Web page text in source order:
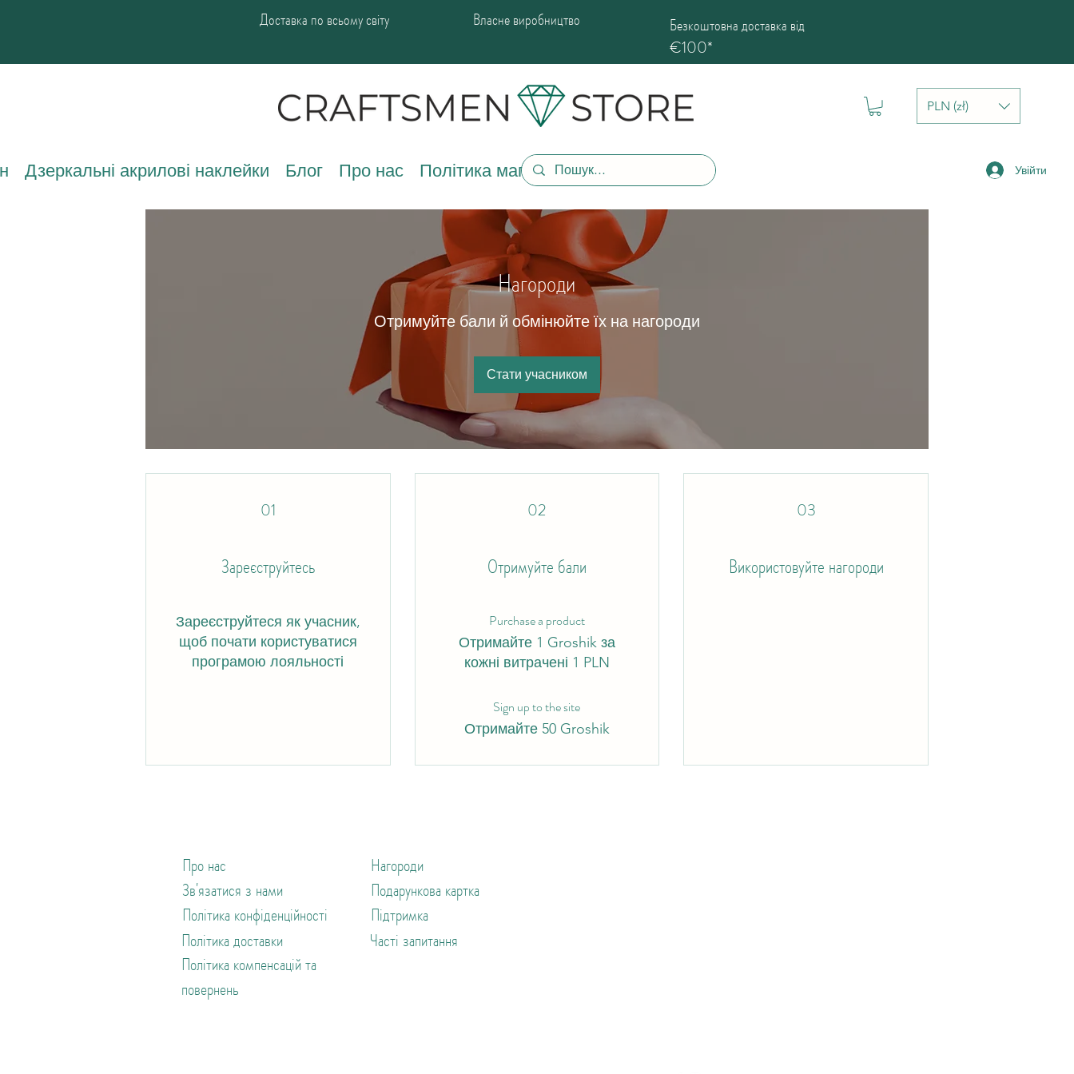
Доставка по всьому світу Власне виробництво
Безкоштовна доставка від
€100*
PLN (zł)
Дзеркальні акрилові наклейки Блог Про нас Політика магазину Увійти
Нагороди
Отримуйте бали й обмінюйте їх на нагороди
Стати учасником
01
Зареєструйтесь
Зареєструйтеся як учасник,
щоб почати користуватися
програмою лояльності
02
Отримуйте бали
Purchase a product
Отримайте 1 Groshik за
кожні витрачені 1 PLN
Sign up to the site
Отримайте 50 Groshik
03
Використовуйте нагороди
Про нас
Зв'язатися з нами
Політика конфіденційності
Політика доставки
Політика компенсацій та
повернень
Нагороди
Подарункова картка
Підтримка
Часті запитання